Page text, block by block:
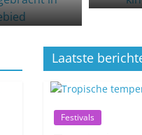
Laatste
Festivals